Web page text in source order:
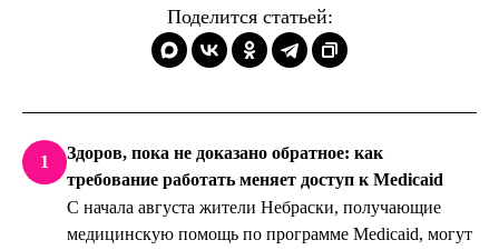
Поделится статьей:
1
Здоров, пока не доказано обратное: как
требование работать меняет доступ к Medicaid
С начала августа жители Небраски, получающие
медицинскую помощь по программе Medicaid, могут